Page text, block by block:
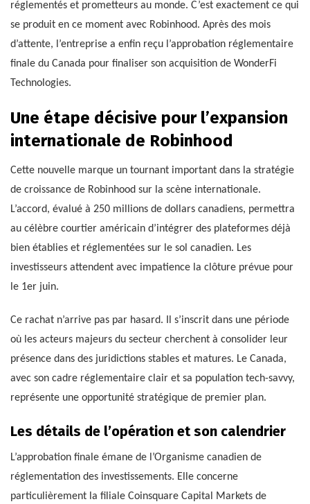
réglementés et prometteurs au monde. C’est exactement ce qui
se produit en ce moment avec Robinhood. Après des mois
d’attente, l’entreprise a enfin reçu l’approbation réglementaire
finale du Canada pour finaliser son acquisition de WonderFi
Technologies.
Une étape décisive pour l’expansion
internationale de Robinhood
Cette nouvelle marque un tournant important dans la stratégie
de croissance de Robinhood sur la scène internationale.
L’accord, évalué à 250 millions de dollars canadiens, permettra
au célèbre courtier américain d’intégrer des plateformes déjà
bien établies et réglementées sur le sol canadien. Les
investisseurs attendent avec impatience la clôture prévue pour
le 1er juin.
Ce rachat n’arrive pas par hasard. Il s’inscrit dans une période
où les acteurs majeurs du secteur cherchent à consolider leur
présence dans des juridictions stables et matures. Le Canada,
avec son cadre réglementaire clair et sa population tech-savvy,
représente une opportunité stratégique de premier plan.
Les détails de l’opération et son calendrier
L’approbation finale émane de l’Organisme canadien de
réglementation des investissements. Elle concerne
particulièrement la filiale Coinsquare Capital Markets de